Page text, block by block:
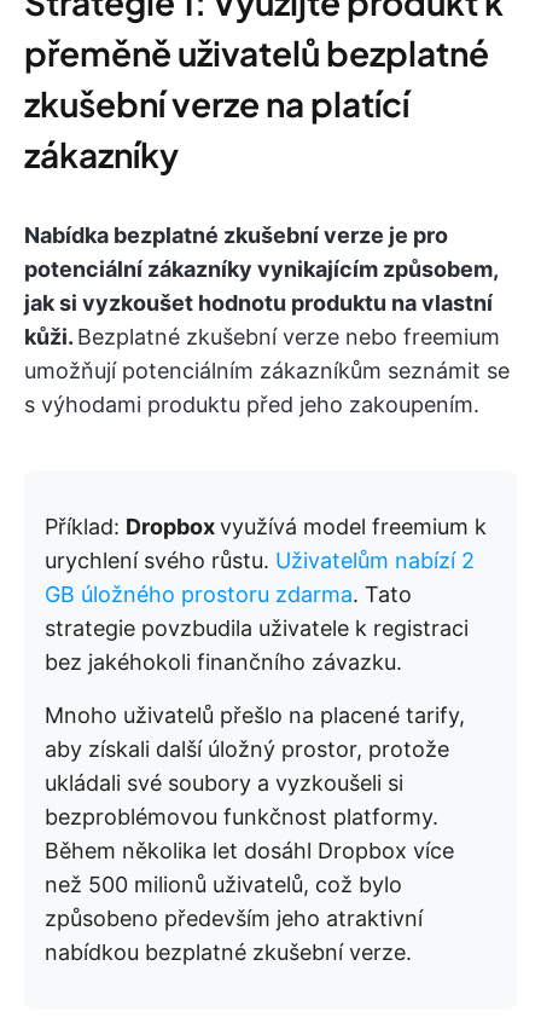
přeměně uživatelů bezplatné
zkušební verze na platící
zákazníky
Nabídka bezplatné zkušební verze je pro
potenciální zákazníky vynikajícím způsobem,
jak si vyzkoušet hodnotu produktu na vlastní
kůži. Bezplatné zkušební verze nebo freemium
umožňují potenciálním zákazníkům seznámit se
s výhodami produktu před jeho zakoupením.
Příklad: Dropboxvyužívá model freemium k
urychlení svého růstu. Uživatelům nabízí 2
GB úložného prostoru zdarma. Tato
strategie povzbudila uživatele k registraci
bez jakéhokoli finančního závazku.
Mnoho uživatelů přešlo na placené tarify,
aby získali další úložný prostor, protože
ukládali své soubory a vyzkoušeli si
bezproblémovou funkčnost platformy.
Během několika let dosáhl Dropbox více
než 500 milionů uživatelů, což bylo
způsobeno především jeho atraktivní
nabídkou bezplatné zkušební verze.